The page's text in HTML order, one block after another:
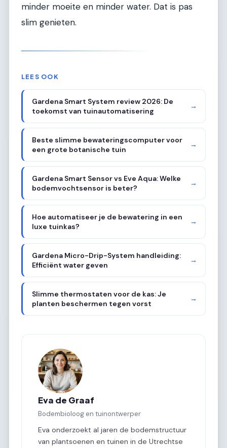
minder moeite en minder water. Dat is pas
slim genieten.
LEES OOK
Gardena Smart System review 2026: De
toekomst van tuinautomatisering
→
Beste slimme bewateringscomputer voor
een grote botanische tuin
→
Gardena Smart Sensor vs Eve Aqua: Welke
bodemvochtsensor is beter?
→
Hoe automatiseer je de bewatering in een
luxe tuinkas?
→
Gardena Micro-Drip-System handleiding:
Efficiënt water geven
→
Slimme thermostaten voor de kas: Je
planten beschermen tegen vorst
→
Eva de Graaf
Bodembioloog en tuinontwerper
Eva onderzoekt al jaren de bodemstructuur
van plantsoenen en tuinen in de Utrechtse